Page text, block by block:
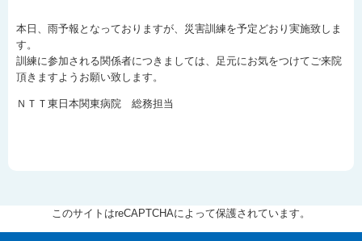
本日、雨予報となっておりますが、災害訓練を予定どおり実施致しま
す。
訓練に参加される関係者につきましては、足元にお気をつけてご来院
頂きますようお願い致します。
ＮＴＴ東日本関東病院 総務担当
このサイトはreCAPTCHAによって保護されています。